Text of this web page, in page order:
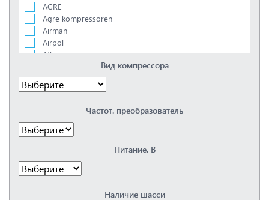
AGRE
Agre kompressoren
Airman
Airpol
Atlas copco
Boge
Ceccato
Dalgakiran
Elitech
Fini
Fubag
Вид компрессора
Частот. преобразователь
Питание, В
Наличие шасси